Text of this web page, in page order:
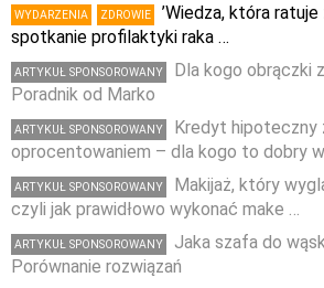
WYDARZENIA ZDROWIE
’Wiedza, która ratuje
spotkanie profilaktyki raka …
ARTYKUŁ SPONSOROWANY
Dla kogo obrączki
Poradnik od Marko
ARTYKUŁ SPONSOROWANY
Kredyt hipoteczny
oprocentowaniem – dla kogo to dobry
ARTYKUŁ SPONSOROWANY
Makijaż, który
czyli jak prawidłowo wykonać make …
ARTYKUŁ SPONSOROWANY
Jaka szafa do
Porównanie rozwiązań